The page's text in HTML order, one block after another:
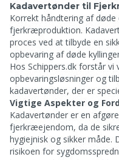
Kadavertønder til
Korrekt håndtering af
fjerkræproduktion.
proces ved at tilbyde en
opbevaring af døde
Hos Schippers.dk forstår vi
opbevaringsløsninger og
kadavertønder, der er
Vigtige Aspekter og
Kadavertønder er en
fjerkræejendom, da de
hygiejnisk og sikker
risikoen for